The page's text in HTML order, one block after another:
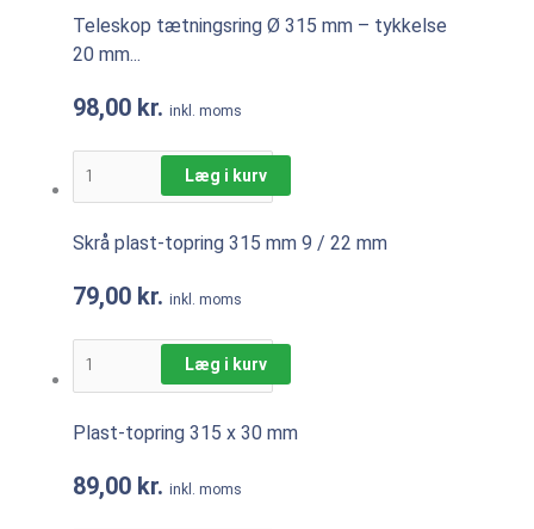
Teleskop tætningsring Ø 315 mm – tykkelse
20 mm...
98,00 kr. inkl. moms
Læg i kurv
Skrå plast-topring 315 mm 9 / 22 mm
79,00 kr. inkl. moms
Læg i kurv
Plast-topring 315 x 30 mm
89,00 kr. inkl. moms